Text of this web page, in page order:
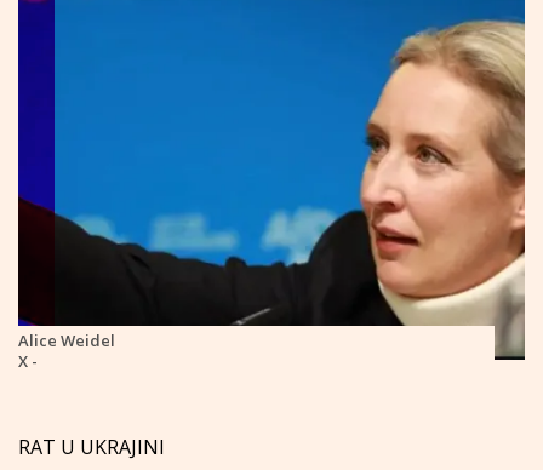
Alice Weidel
X -
RAT U UKRAJINI